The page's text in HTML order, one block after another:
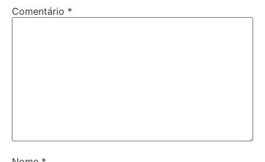
Comentário *